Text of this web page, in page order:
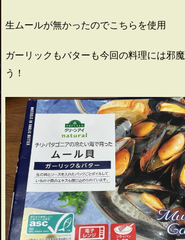
生ムールが無かったのでこちらを使用
ガーリックもバターも今回の料理には邪
う！